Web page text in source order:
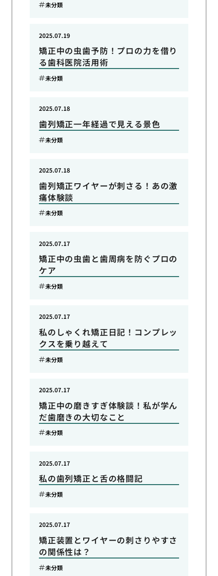
未分類
矯正中の虫歯予防！プロの力を借り
る歯科医院活用術
2025.07.19
未分類
歯列矯正一年経過で見える景色
2025.07.18
未分類
歯列矯正ワイヤーが刺さる！あの激
痛体験談
2025.07.18
未分類
矯正中の虫歯と歯周病を防ぐプロの
ケア
2025.07.17
未分類
私のしゃくれ矯正日記！コンプレッ
クスを乗り越えて
2025.07.17
未分類
矯正中の磨きすぎ体験談！私が学ん
だ歯磨きの大切なこと
2025.07.17
未分類
私の歯列矯正と舌の格闘記
2025.07.17
未分類
矯正装置とワイヤーの刺さりやすさ
の関係性は？
2025.07.17
未分類